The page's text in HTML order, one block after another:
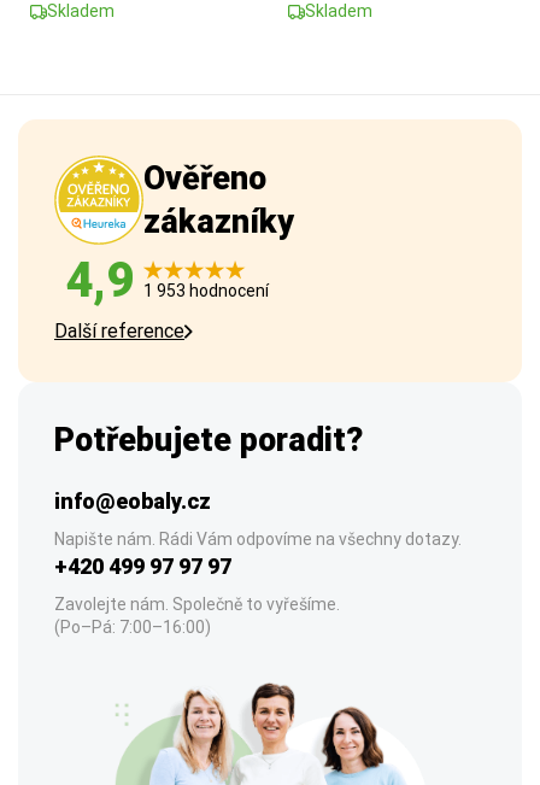
Skladem Skladem
Ověřeno
zákazníky
4,9 1 953 hodnocení
Další reference
Potřebujete poradit?
info@eobaly.cz
Napište nám. Rádi Vám odpovíme na všechny dotazy.
+420 499 97 97 97
Zavolejte nám. Společně to vyřešíme.
(Po–Pá: 7:00–16:00)